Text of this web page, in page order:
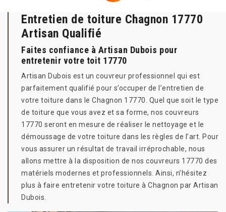
Entretien de toiture Chagnon 17770
Artisan Qualifié
Faites confiance à Artisan Dubois pour
entretenir votre toit 17770
Artisan Dubois est un couvreur professionnel qui est
parfaitement qualifié pour s’occuper de l’entretien de
votre toiture dans le Chagnon 17770. Quel que soit le type
de toiture que vous avez et sa forme, nos couvreurs
17770 seront en mesure de réaliser le nettoyage et le
démoussage de votre toiture dans les règles de l’art. Pour
vous assurer un résultat de travail irréprochable, nous
allons mettre à la disposition de nos couvreurs 17770 des
matériels modernes et professionnels. Ainsi, n’hésitez
plus à faire entretenir votre toiture à Chagnon par Artisan
Dubois.